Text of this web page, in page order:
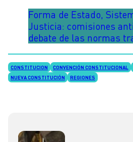
Forma de Estado,
Justicia: comisiones
debate de las normas
CONSTITUCION CONVENCIÓN CONSTITUCIONAL
NUEVA CONSTITUCIÓN
REGIONES